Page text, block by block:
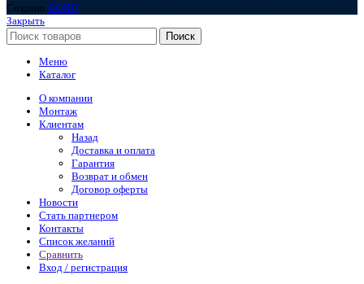
Создано BOND
Закрыть
Поиск
Меню
Каталог
О компании
Монтаж
Клиентам
Назад
Доставка и оплата
Гарантия
Возврат и обмен
Договор оферты
Новости
Стать партнером
Контакты
Список желаний
Сравнить
Вход / регистрация